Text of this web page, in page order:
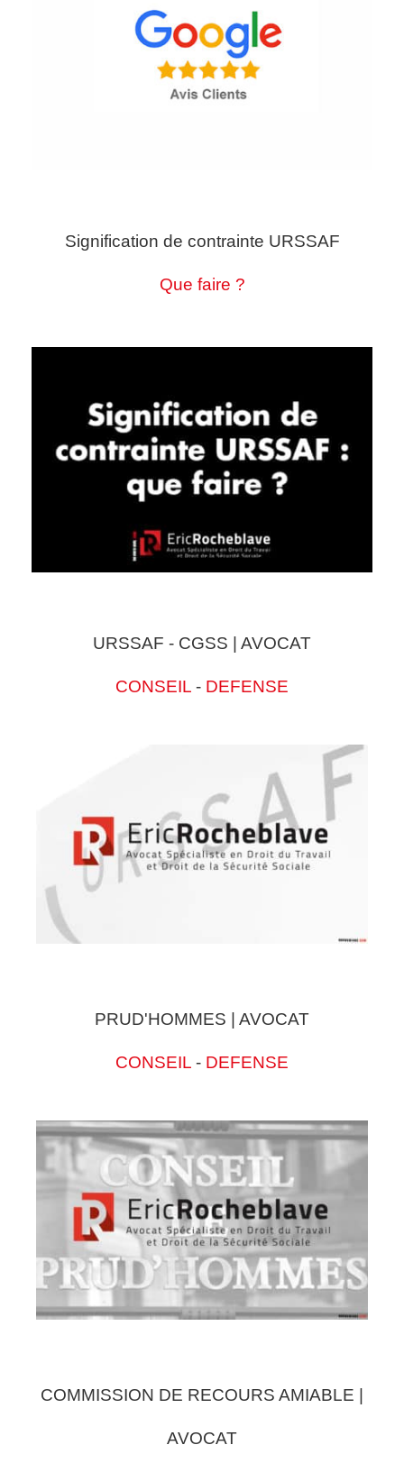
Signification de contrainte URSSAF
Que faire ?
URSSAF - CGSS | AVOCAT
CONSEIL - DEFENSE
PRUD'HOMMES | AVOCAT
CONSEIL - DEFENSE
COMMISSION DE RECOURS AMIABLE |
AVOCAT